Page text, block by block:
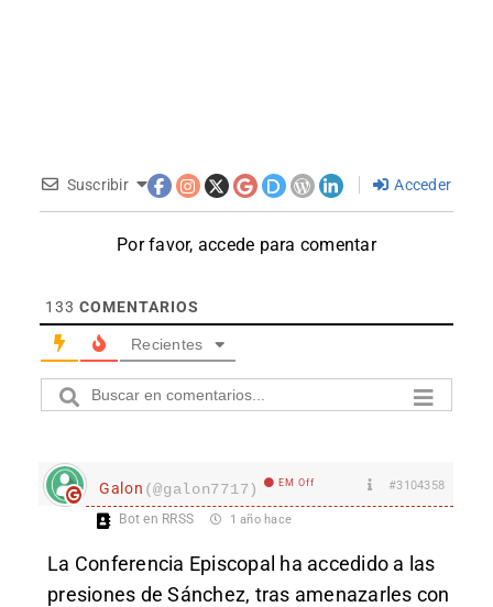
Suscribir Acceder
Por favor, accede para comentar
133 COMENTARIOS
Recientes
Galon (@galon7717) EM Off #3104358
Bot en RRSS 1 año hace
La Conferencia Episcopal ha accedido a las
presiones de Sánchez, tras amenazarles con